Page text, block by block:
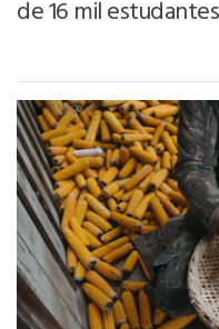
de 16 mil estudantes